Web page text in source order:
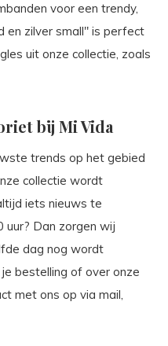
voor een trendy,
en zilver small" is perfect
uit onze collectie, zoals
bij Mi Vida
trends op het gebied
collectie wordt
iets nieuws te
uur? Dan zorgen wij
dag nog wordt
bestelling of over onze
met ons op via mail,